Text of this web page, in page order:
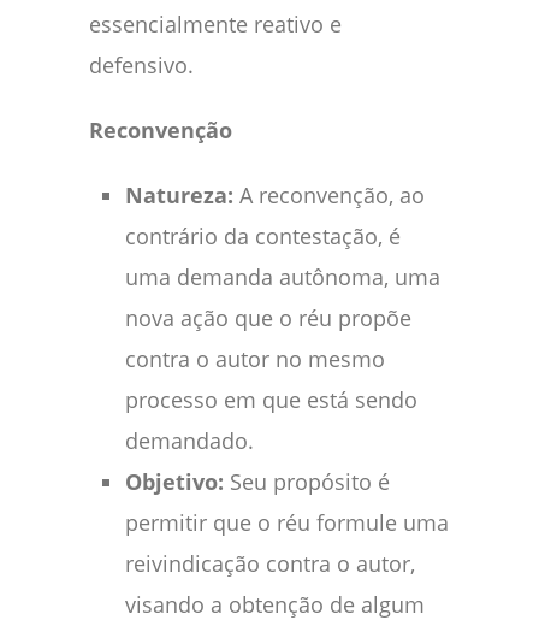
essencialmente reativo e
defensivo.
Reconvenção
Natureza: A reconvenção, ao
contrário da contestação, é
uma demanda autônoma, uma
nova ação que o réu propõe
contra o autor no mesmo
processo em que está sendo
demandado.
Objetivo: Seu propósito é
permitir que o réu formule uma
reivindicação contra o autor,
visando a obtenção de algum